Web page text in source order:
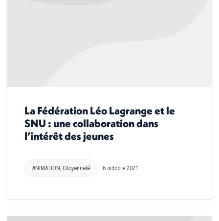
La Fédération Léo Lagrange et le
SNU : une collaboration dans
l’intérêt des jeunes
ANIMATION , Citoyenneté 6 octobre 2021